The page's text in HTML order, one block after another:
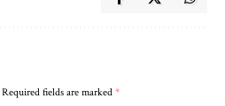
Required fields are marked *